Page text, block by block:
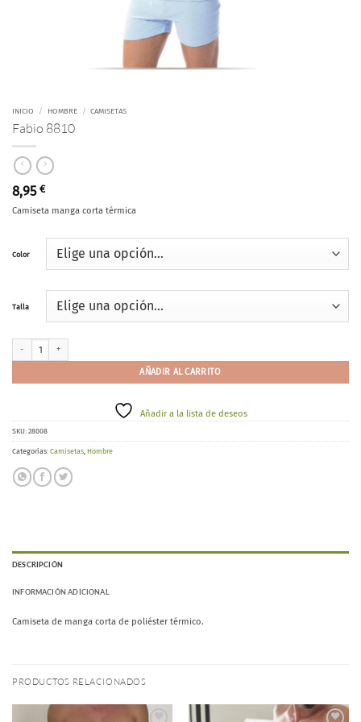
INICIO / HOMBRE / CAMISETAS
Fabio 8810
8,95 €
Camiseta manga corta térmica
Color
Talla
AÑADIR AL CARRITO
Añadir a la lista de deseos
SKU: 28008
Categorías: Camisetas Hombre
DESCRIPCIÓN
INFORMACIÓN ADICIONAL
Camiseta de manga corta de poliéster térmico.
PRODUCTOS RELACIONADOS